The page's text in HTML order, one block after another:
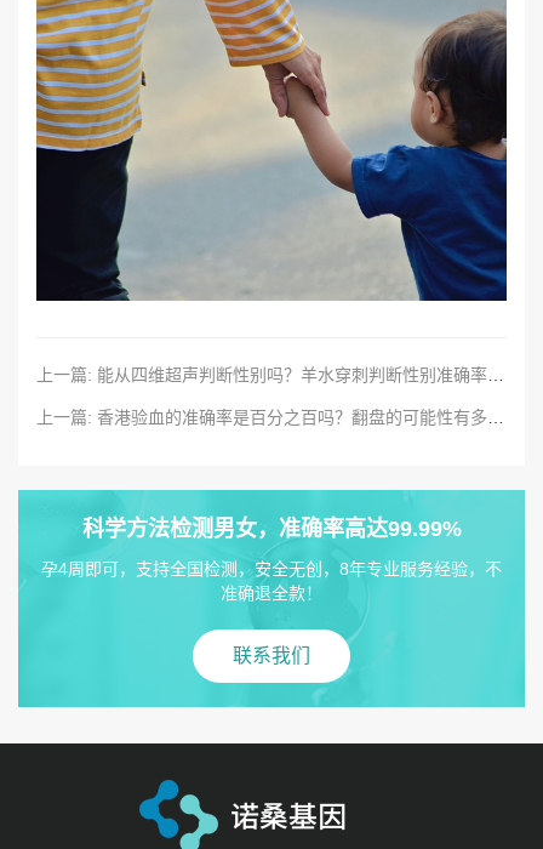
科学方法检测男女，准确率高达99.99%
孕4周即可，支持全国检测，安全无创，8年专业服务经验，不
准确退全款！
联系我们